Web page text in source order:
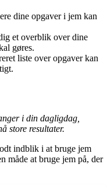
dine opgaver i jem kan
et overblik over dine
gøres.
liste over opgaver kan
i din dagligdag,
store resultater.
indblik i at bruge jem
måde at bruge jem på, der